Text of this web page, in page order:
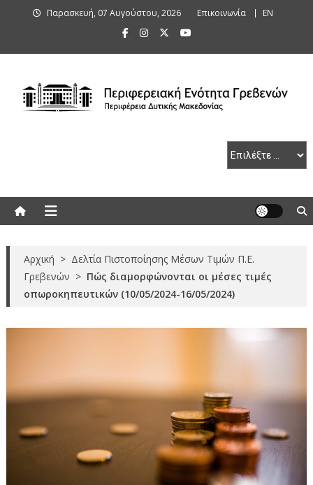
Παρασκευή, 07 Αυγούστου, 2026 Επικοινωνία ΕΝ
Αρχική > Δελτία Πιστοποίησης Μέσων Τιμών Π.Ε.
Γρεβενών > Πώς διαμορφώνονται οι μέσες τιμές
οπωροκηπευτικών (10/05/2024-16/05/2024)